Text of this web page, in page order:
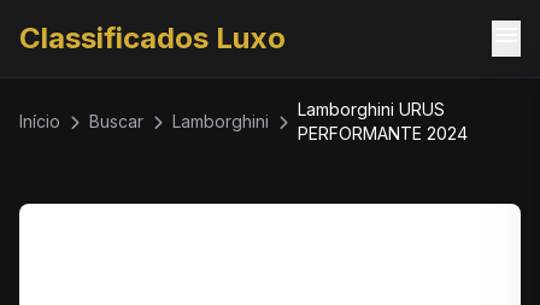
Classificados Luxo
Início Buscar Lamborghini
Lamborghini URUS
PERFORMANTE 2024